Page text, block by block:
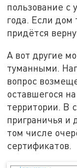
пользование с
года. Если дом
придётся
А вот другие
туманными.
вопрос
оставшегося
территории. В
приграничья и
том числе
сертификатов.